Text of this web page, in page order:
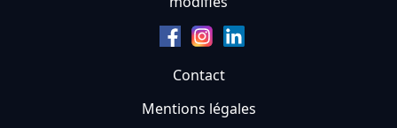
Contact
Mentions légales